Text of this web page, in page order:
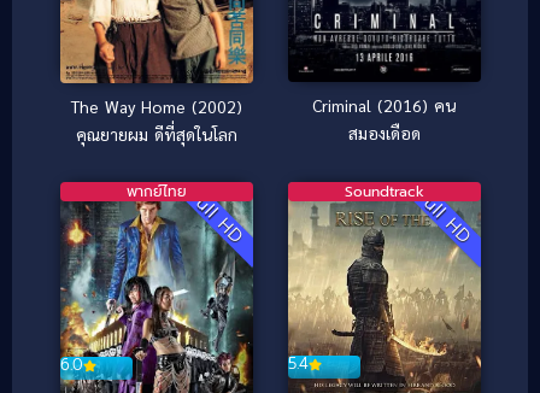
The Way Home (2002)
คุณยายผม ดีที่สุดในโลก
Criminal (2016) คน
สมองเดือด
Full HD
6.0
พากย์ไทย Full HD
5.4
Soundtrack